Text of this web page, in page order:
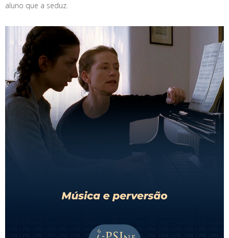
aluno que a seduz.